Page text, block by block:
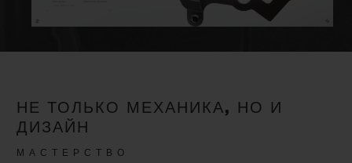
НЕ ТОЛЬКО МЕХАНИКА, НО И
ДИЗАЙН
МАСТЕРСТВО